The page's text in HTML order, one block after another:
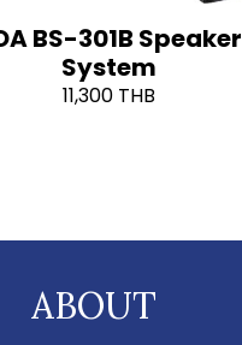
BS-301B Speaker
System
11,300 THB
ABOUT